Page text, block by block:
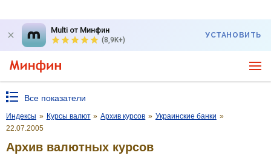
Multi от Минфин
(8,9K+)
УСТАНОВИТЬ
Все показатели
Индексы » Курсы валют » Архив курсов » Украинские банки »
22.07.2005
Архив валютных курсов